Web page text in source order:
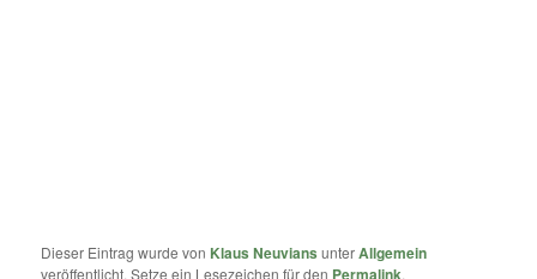
Dieser Eintrag wurde von Klaus Neuvians unterAllgemein
veröffentlicht. Setze ein Lesezeichen für den Permalink.